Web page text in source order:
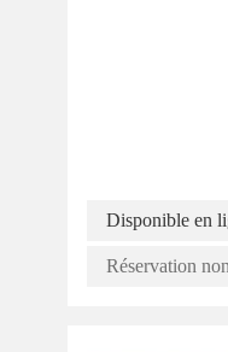
Disponible en
Réservation